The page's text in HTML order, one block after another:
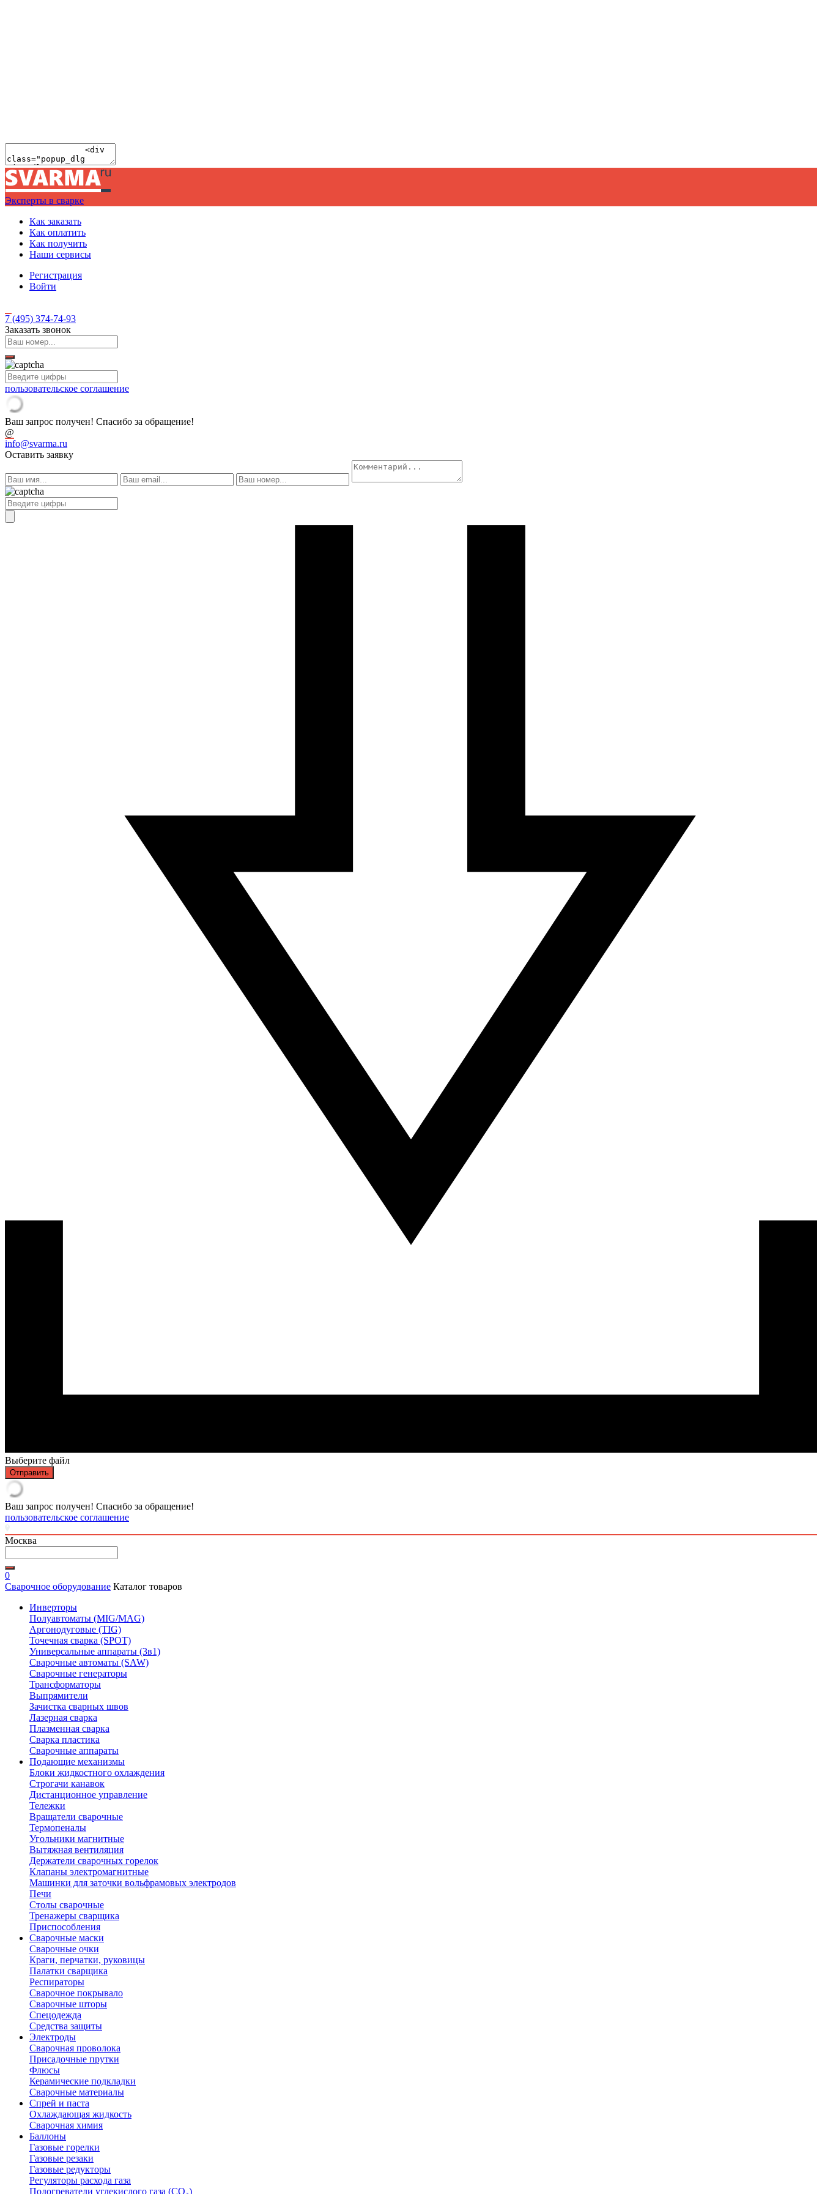
Эксперты в сварке
Как заказать
Как оплатить
Как получить
Наши сервисы
Регистрация
Войти
7 (495) 374-74-93
Заказать звонок
пользовательское соглашение
Ваш запрос получен! Спасибо за обращение!
@
info@svarma.ru
Оставить заявку
Выберите файл
Отправить
Ваш запрос получен! Спасибо за обращение!
пользовательское соглашение
Москва
0
Сварочное оборудование Каталог товаров
Инверторы
Полуавтоматы (MIG/MAG)
Аргонодуговые (TIG)
Точечная сварка (SPOT)
Универсальные аппараты (3в1)
Сварочные автоматы (SAW)
Сварочные генераторы
Трансформаторы
Выпрямители
Зачистка сварных швов
Лазерная сварка
Плазменная сварка
Сварка пластика
Сварочные аппараты
Подающие механизмы
Блоки жидкостного охлаждения
Строгачи канавок
Дистанционное управление
Тележки
Вращатели сварочные
Термопеналы
Угольники магнитные
Вытяжная вентиляция
Держатели сварочных горелок
Клапаны электромагнитные
Машинки для заточки вольфрамовых электродов
Печи
Столы сварочные
Тренажеры сварщика
Приспособления
Сварочные маски
Сварочные очки
Краги, перчатки, руковицы
Палатки сварщика
Респираторы
Сварочное покрывало
Сварочные шторы
Спецодежда
Средства защиты
Электроды
Сварочная проволока
Присадочные прутки
Флюсы
Керамические подкладки
Сварочные материалы
Спрей и паста
Охлаждающая жидкость
Сварочная химия
Баллоны
Газовые горелки
Газовые резаки
Газовые редукторы
Регуляторы расхода газа
Подогреватели углекислого газа (CO₂)